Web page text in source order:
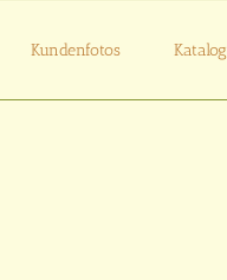
Kundenfotos Katalog